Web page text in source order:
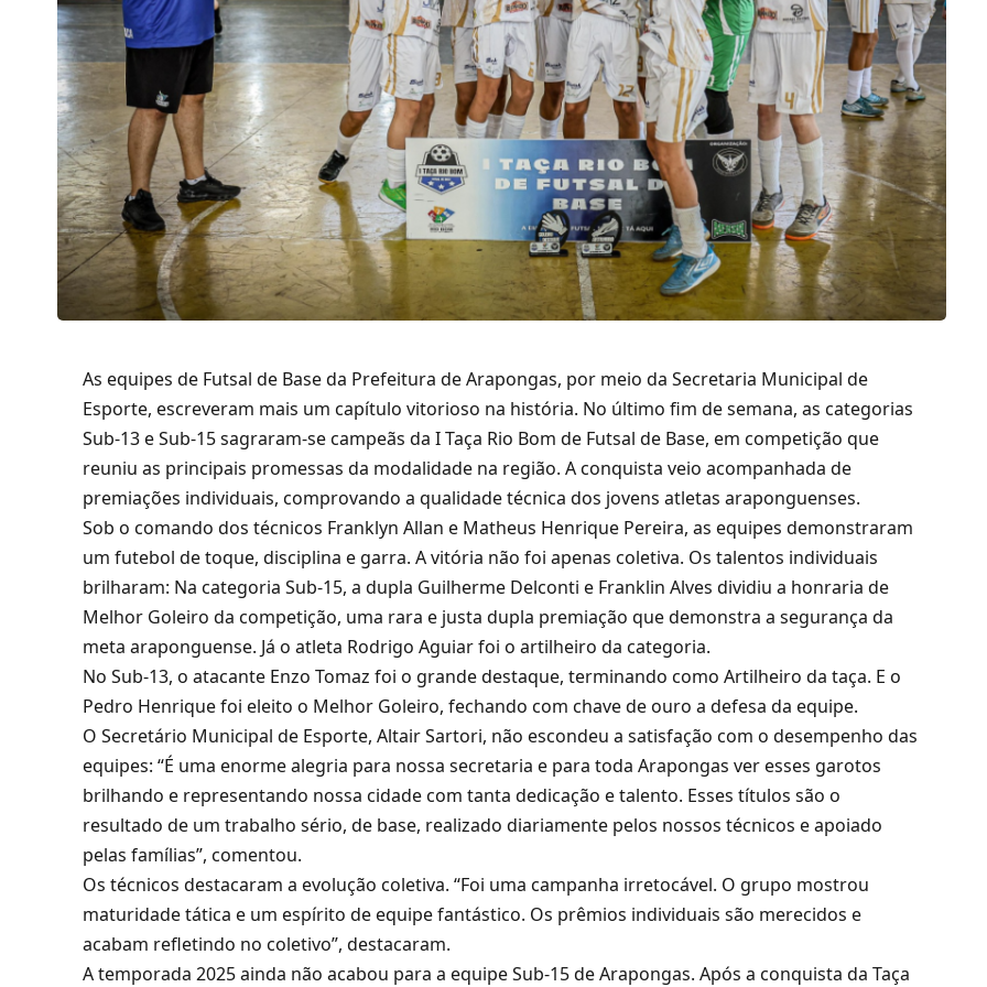
As equipes de Futsal de Base da Prefeitura de Arapongas, por meio da Secretaria Municipal de
Esporte, escreveram mais um capítulo vitorioso na história. No último fim de semana, as categorias
Sub-13 e Sub-15 sagraram-se campeãs da I Taça Rio Bom de Futsal de Base, em competição que
reuniu as principais promessas da modalidade na região. A conquista veio acompanhada de
premiações individuais, comprovando a qualidade técnica dos jovens atletas araponguenses.
Sob o comando dos técnicos Franklyn Allan e Matheus Henrique Pereira, as equipes demonstraram
um futebol de toque, disciplina e garra. A vitória não foi apenas coletiva. Os talentos individuais
brilharam: Na categoria Sub-15, a dupla Guilherme Delconti e Franklin Alves dividiu a honraria de
Melhor Goleiro da competição, uma rara e justa dupla premiação que demonstra a segurança da
meta araponguense. Já o atleta Rodrigo Aguiar foi o artilheiro da categoria.
No Sub-13, o atacante Enzo Tomaz foi o grande destaque, terminando como Artilheiro da taça. E o
Pedro Henrique foi eleito o Melhor Goleiro, fechando com chave de ouro a defesa da equipe.
O Secretário Municipal de Esporte, Altair Sartori, não escondeu a satisfação com o desempenho das
equipes: “É uma enorme alegria para nossa secretaria e para toda Arapongas ver esses garotos
brilhando e representando nossa cidade com tanta dedicação e talento. Esses títulos são o
resultado de um trabalho sério, de base, realizado diariamente pelos nossos técnicos e apoiado
pelas famílias”, comentou.
Os técnicos destacaram a evolução coletiva. “Foi uma campanha irretocável. O grupo mostrou
maturidade tática e um espírito de equipe fantástico. Os prêmios individuais são merecidos e
acabam refletindo no coletivo”, destacaram.
A temporada 2025 ainda não acabou para a equipe Sub-15 de Arapongas. Após a conquista da Taça